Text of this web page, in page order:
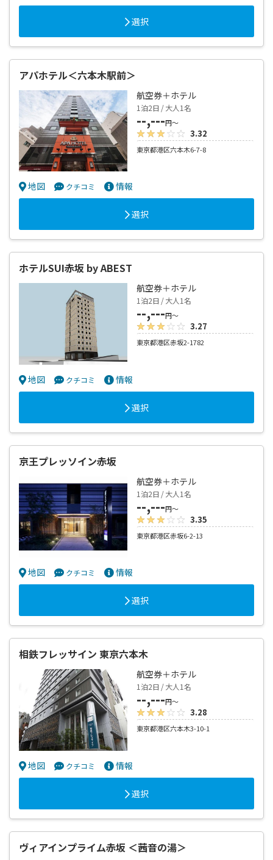
選択
アパホテル＜六本木駅前＞
航空券＋ホテル
1泊2日 / 大人1名
--,---円～
3.32
東京都港区六本木6-7-8
地図 クチコミ 情報
選択
ホテルSUI赤坂 by ABEST
航空券＋ホテル
1泊2日 / 大人1名
--,---円～
3.27
東京都港区赤坂2-1782
地図 クチコミ 情報
選択
京王プレッソイン赤坂
航空券＋ホテル
1泊2日 / 大人1名
--,---円～
3.35
東京都港区赤坂6-2-13
地図 クチコミ 情報
選択
相鉄フレッサイン 東京六本木
航空券＋ホテル
1泊2日 / 大人1名
--,---円～
3.28
東京都港区六本木3-10-1
地図 クチコミ 情報
選択
ヴィアインプライム赤坂 ＜茜音の湯＞